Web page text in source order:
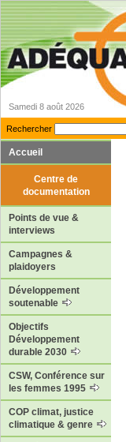
Samedi 8 août 2026
Rechercher
Accueil
Centre de
documentation
Points de vue &
interviews
Campagnes &
plaidoyers
Développement
soutenable
Objectifs
Développement
durable 2030
CSW, Conférence sur
les femmes 1995
COP climat, justice
climatique & genre